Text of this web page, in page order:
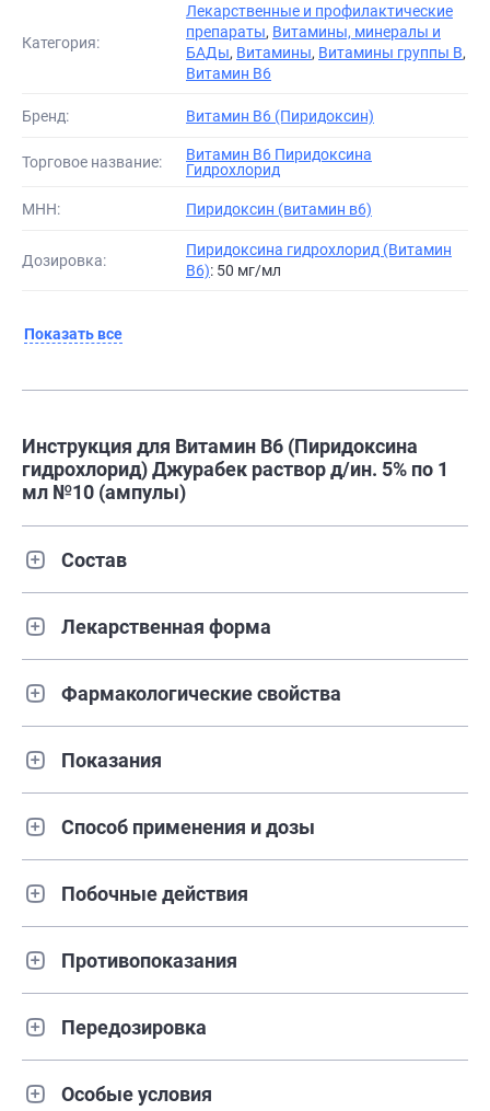
Категория:
Лекарственные и профилактические
препараты, Витамины, минералы и
БАДы, Витамины, Витамины группы В,
Витамин В6
Бренд: Витамин B6 (Пиридоксин)
Торговое название:
Витамин B6 Пиридоксина
Гидрохлорид
МНН: Пиридоксин (витамин в6)
Дозировка:
Пиридоксина гидрохлорид (Витамин
B6): 50 мг/мл
Показать все
Инструкция для Витамин В6 (Пиридоксина
гидрохлорид) Джурабек раствор д/ин. 5% по 1
мл №10 (ампулы)
Состав
Лекарственная форма
Фармакологические свойства
Показания
Способ применения и дозы
Побочные действия
Противопоказания
Передозировка
Особые условия